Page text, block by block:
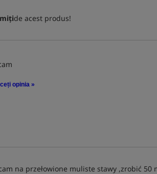
de acest produs!
opinia »
na przełowione muliste stawy ,zrobić 50